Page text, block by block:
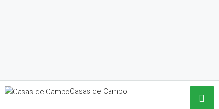
Casas de Campo